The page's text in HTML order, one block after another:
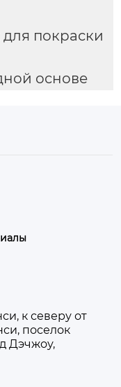
покраски
основе
к северу от
поселок
Дэчжоу,